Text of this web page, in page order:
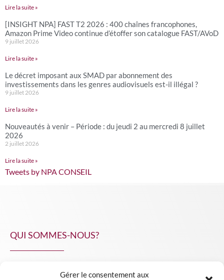
Gérer le consentement aux
Lire la suite »
[INSIGHT NPA] FAST T2 2026 : 400 chaînes francophones,
Amazon Prime Video continue d’étoffer son catalogue FAST/AVoD
9 juillet 2026
Lire la suite »
Le décret imposant aux SMAD par abonnement des
investissements dans les genres audiovisuels est-il illégal ?
9 juillet 2026
Lire la suite »
Nouveautés à venir – Période : du jeudi 2 au mercredi 8 juillet
2026
2 juillet 2026
Lire la suite »
Tweets by NPA CONSEIL
QUI SOMMES-NOUS?